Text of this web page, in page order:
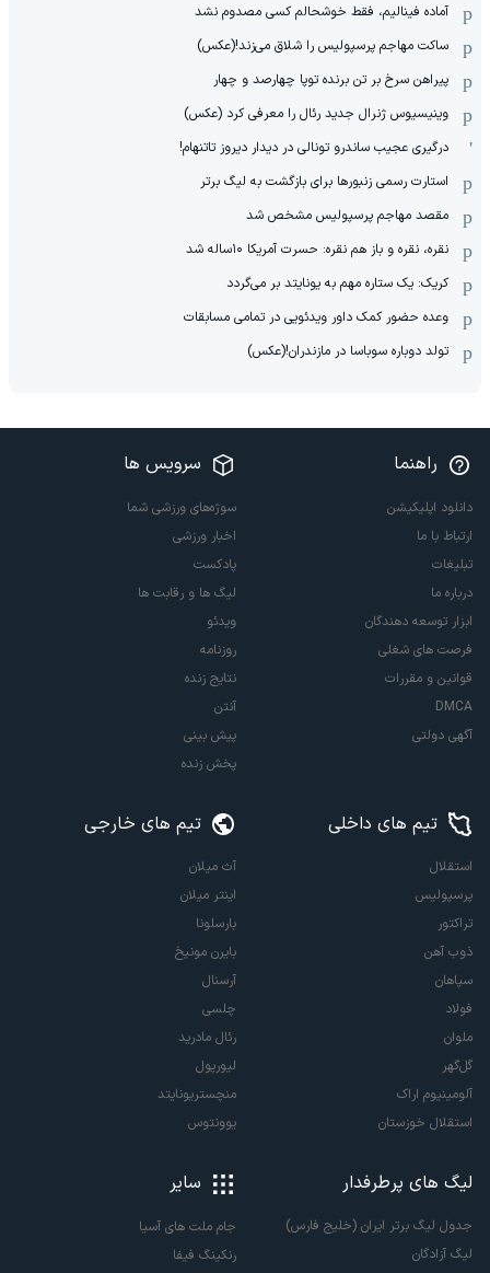
آماده فینالیم، فقط خوشحالم کسی مصدوم نشد
ساکت مهاجم پرسپولیس را شلاق می‌زند!(عکس)
پیراهن سرخ بر تن برنده توپا چهارصد و چهار
وینیسیوس ژنرال جدید رئال را معرفی کرد (عکس)
درگیری عجیب ساندرو تونالی در دیدار دیروز تاتنهام!
استارت رسمی زنبورها برای بازگشت به لیگ برتر
مقصد مهاجم پرسپولیس مشخص شد
نقره، نقره و باز هم نقره: حسرت آمریکا ۱۰‌ساله شد
کریک: یک ستاره مهم به یونایتد بر می‌گردد
وعده حضور کمک داور ویدئویی در تمامی مسابقات
تولد دوباره سوباسا در مازندران!(عکس)
راهنما
دانلود اپلیکیشن
ارتباط با ما
تبلیغات
درباره ما
ابزار توسعه دهندگان
فرصت های شغلی
قوانین و مقررات
DMCA
آگهی دولتی
سرویس ها
سوژه‌های ورزشی شما
اخبار ورزشی
پادکست
لیگ ها و رقابت ها
ویدئو
روزنامه
نتایج زنده
آنتن
پیش بینی
پخش زنده
تیم های داخلی
استقلال
پرسپولیس
تراکتور
ذوب آهن
سپاهان
فولاد
ملوان
گل‌گهر
آلومینیوم اراک
استقلال خوزستان
تیم های خارجی
آث میلان
اینتر میلان
بارسلونا
بایرن مونیخ
آرسنال
چلسی
رئال مادرید
لیورپول
منچستریونایتد
یوونتوس
لیگ های پرطرفدار
جدول لیگ برتر ایران (خلیج فارس)
لیگ آزادگان
سایر
جام ملت های آسیا
رنکینگ فیفا